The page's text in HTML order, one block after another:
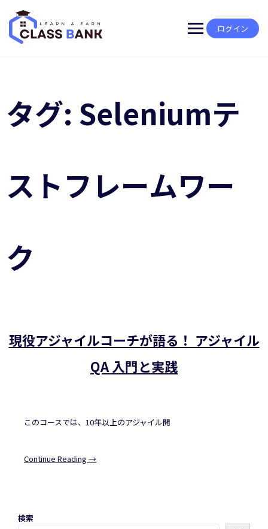
content
ログイン
タグ: Seleniumテ
ストフレームワー
ク
現役アジャイルコーチが語る！ アジャイル
QA 入門と実践
このコースでは、10年以上のアジャイル開
Continue Reading →
検索